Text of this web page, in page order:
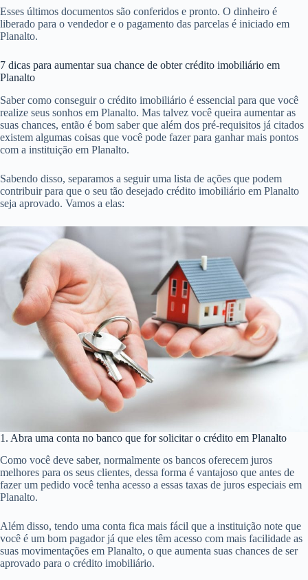
Esses últimos documentos são conferidos e pronto. O dinheiro é
liberado para o vendedor e o pagamento das parcelas é iniciado em
Planalto.
7 dicas para aumentar sua chance de obter crédito imobiliário em
Planalto
Saber como conseguir o crédito imobiliário é essencial para que você
realize seus sonhos em Planalto. Mas talvez você queira aumentar as
suas chances, então é bom saber que além dos pré-requisitos já citados
existem algumas coisas que você pode fazer para ganhar mais pontos
com a instituição em Planalto.
Sabendo disso, separamos a seguir uma lista de ações que podem
contribuir para que o seu tão desejado crédito imobiliário em Planalto
seja aprovado. Vamos a elas:
1. Abra uma conta no banco que for solicitar o crédito em Planalto
Como você deve saber, normalmente os bancos oferecem juros
melhores para os seus clientes, dessa forma é vantajoso que antes de
fazer um pedido você tenha acesso a essas taxas de juros especiais em
Planalto.
Além disso, tendo uma conta fica mais fácil que a instituição note que
você é um bom pagador já que eles têm acesso com mais facilidade as
suas movimentações em Planalto, o que aumenta suas chances de ser
aprovado para o crédito imobiliário.